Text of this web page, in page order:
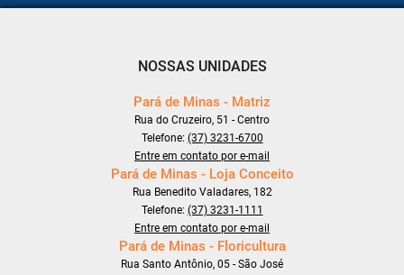
NOSSAS UNIDADES
Pará de Minas - Matriz
Rua do Cruzeiro, 51 - Centro
Telefone: (37) 3231-6700
Entre em contato por e-mail
Pará de Minas - Loja Conceito
Rua Benedito Valadares, 182
Telefone: (37) 3231-1111
Entre em contato por e-mail
Pará de Minas - Floricultura
Rua Santo Antônio, 05 - São José